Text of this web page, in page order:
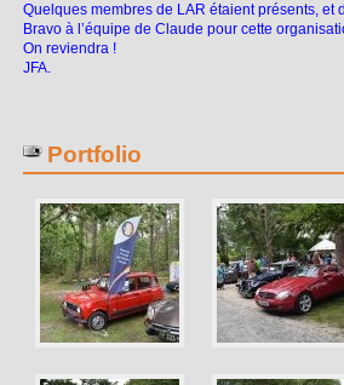
Quelques membres de LAR étaient présents, et
Bravo à l’équipe de Claude pour cette
On reviendra !
JFA.
Portfolio